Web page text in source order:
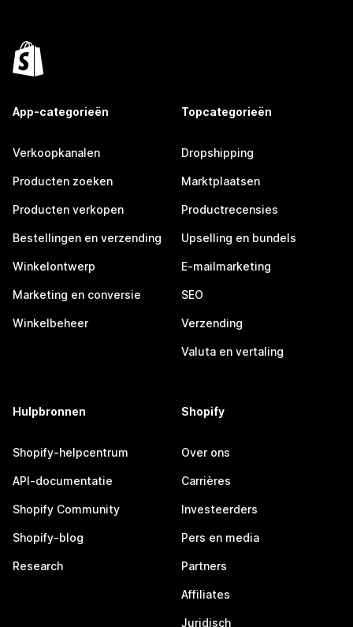
App-categorieën
Verkoopkanalen
Producten zoeken
Producten verkopen
Bestellingen en verzending
Winkelontwerp
Marketing en conversie
Winkelbeheer
Topcategorieën
Dropshipping
Marktplaatsen
Productrecensies
Upselling en bundels
E-mailmarketing
SEO
Verzending
Valuta en vertaling
Hulpbronnen
Shopify-helpcentrum
API-documentatie
Shopify Community
Shopify-blog
Research
Shopify
Over ons
Carrières
Investeerders
Pers en media
Partners
Affiliates
Juridisch